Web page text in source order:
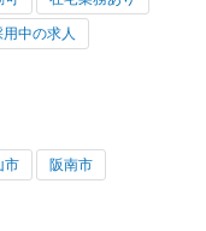
中の求人
市 阪南市